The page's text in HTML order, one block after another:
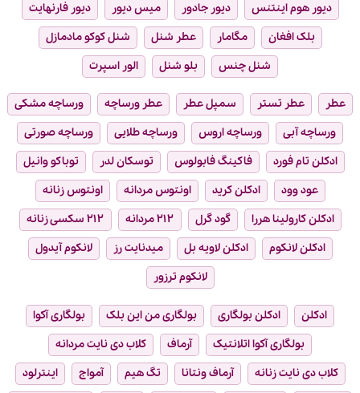
دیور هوم اینتنس
دیور جادور میس دیور
دیور فارنهایت
بلک افغان
مگامار عطر شنل
شنل کوکو مادمازل
شنل چنس
بلو شنل الور اسپرت
عطر عطر تستر سمپل عطر عطر ورساچه
ورساچه مشکی
ورساچه آبی
ورساچه اروس ورساچه طلایی
ورساچه صورتی
ادکلن تام فورد
فاکینگ فابولوس توسکان لدر
توباکو وانیل
عود وود
ادکلن کرید اونتوس مردانه
اونتوس زنانه
ادکلن کارولینا هررا
گود گرل ۲۱۲ مردانه
۲۱۲ سکسی زنانه
ادکلن لانکوم
ادکلن لاویه بل میدنایت رز
لانکوم آیدول
لانکوم ترزور
ادکلن ادکلن بولگاری بولگاری من این بلک
بولگاری آکوا
بولگاری آکوا اتلانتیک
آرماف
کلاب دی نایت مردانه
کلاب دی نایت زنانه
آرماف ونتانا تگ هیم آمواج
اینترلود